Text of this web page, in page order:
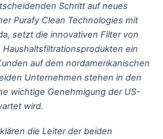
Schritt auf neues
Purafy Clean Technologies mit
setzt die innovativen Filter von
ein
auf dem nordamerikanischen
Unternehmen stehen in den
wichtige Genehmigung der US-
wird.
die Leiter der beiden